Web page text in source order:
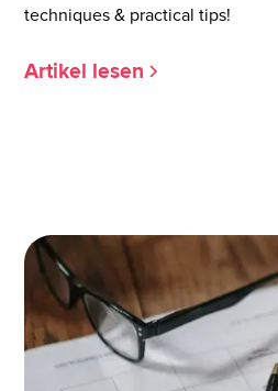
techniques & practical tips!
Artikel lesen